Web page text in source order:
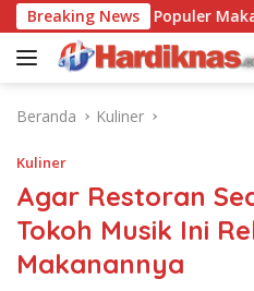
Langsung
ke
konten
Breaking News
Trend Populer Makan
Beranda Kuliner
Kuliner
Agar Restoran
Tokoh Musik Ini
Makanannya